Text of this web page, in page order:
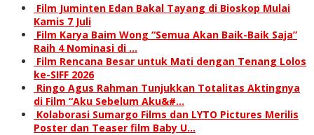
Film Juminten Edan Bakal Tayang di Bioskop Mulai
Kamis 7 Juli
Film Karya Baim Wong “Semua Akan Baik-Baik Saja”
Raih 4 Nominasi di …
Film Rencana Besar untuk Mati dengan Tenang Lolos
ke-SIFF 2026
Ringo Agus Rahman Tunjukkan Totalitas Aktingnya
di Film “Aku Sebelum Aku&#…
Kolaborasi Sumargo Films dan LYTO Pictures Merilis
Poster dan Teaser film Baby U…